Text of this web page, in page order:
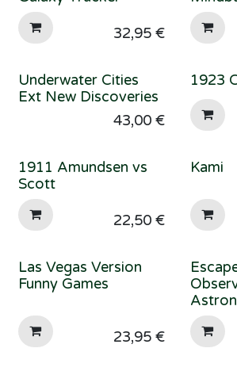
32,95€
Underwater Cities
Ext New Discoveries
43,00€
1923
1911 Amundsen vs
Scott
22,50€
Kami
Las Vegas Version
Funny Games
23,95€